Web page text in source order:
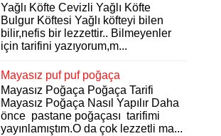
Yağlı Köfte Cevizli Yağlı Köfte
Bulgur Köftesi Yağlı köfteyi bilen
bilir,nefis bir lezzettir.. Bilmeyenler
için tarifini yazıyorum,m...
Mayasız puf puf poğaça
Mayasız Poğaça Poğaça Tarifi
Mayasız Poğaça Nasıl Yapılır Daha
önce pastane poğaçası tarifimi
yayınlamıştım.O da çok lezzetli ma...